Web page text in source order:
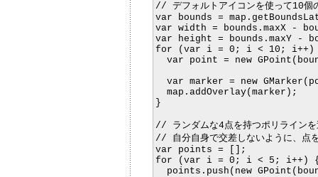
// デフォルトアイコンを使って10個
var bounds =
var width = bounds.maxX -
var height = bounds.maxY -
for (var i = 0; i < 10;
var point = new
var marker = new
  map.addOverlay(marker);
}
// ランダムな4点を持つポリラインを
// 自分自身で交差しないように、点
var points = [];
for (var i = 0; i < 5; i++)
points.push(new